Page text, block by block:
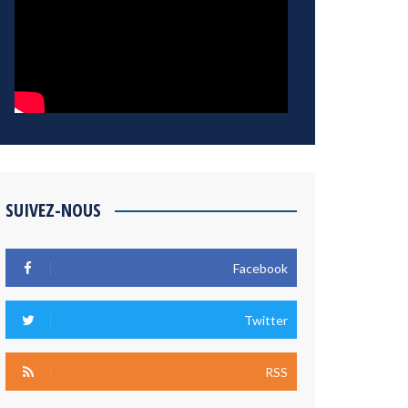
SUIVEZ-NOUS
Facebook
Twitter
RSS